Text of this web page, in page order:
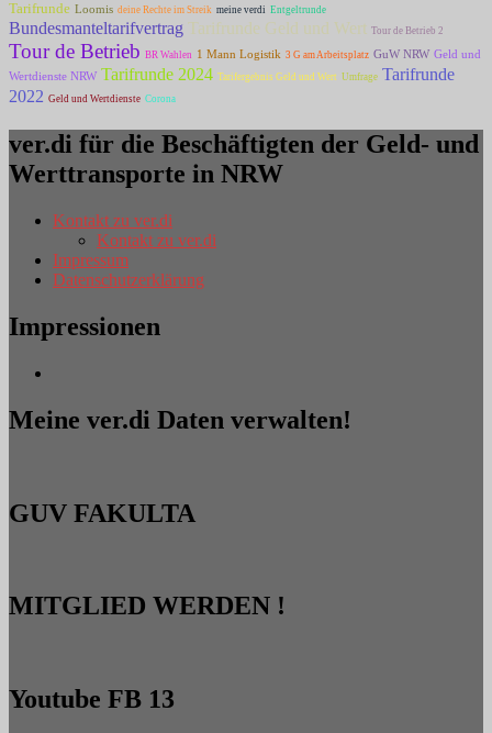
Tarifrunde Loomis deine Rechte im Streik meine verdi Entgeltrunde
Bundesmanteltarifvertrag Tarifrunde Geld und Wert Tour de Betrieb 2
Tour de Betrieb BR Wahlen 1 Mann Logistik 3 G am Arbeitsplatz GuW NRW Geld und
Wertdienste NRW Tarifrunde 2024 Tarifergebnis Geld und Wert Umfrage Tarifrunde
2022 Geld und Wertdienste Corona
ver.di für die Beschäftigten der Geld- und
Werttransporte in NRW
Kontakt zu ver.di
Kontakt zu ver.di
Impressum
Datenschutzerklärung
Impressionen
Meine ver.di Daten verwalten!
GUV FAKULTA
MITGLIED WERDEN !
Youtube FB 13